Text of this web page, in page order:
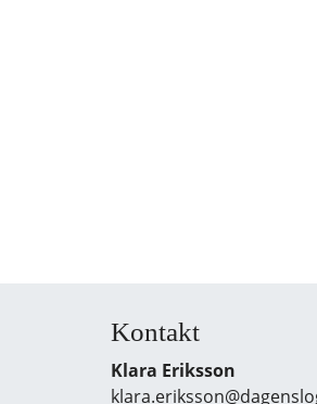
Kontakt
Klara Eriksson